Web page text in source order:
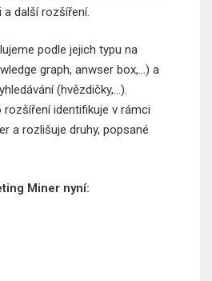
a další rozšíření.
podle jejich typu na
graph, anwser box,…) a
(hvězdičky,…).
rozšíření identifikuje v rámci
a rozlišuje druhy, popsané
Miner nyní: